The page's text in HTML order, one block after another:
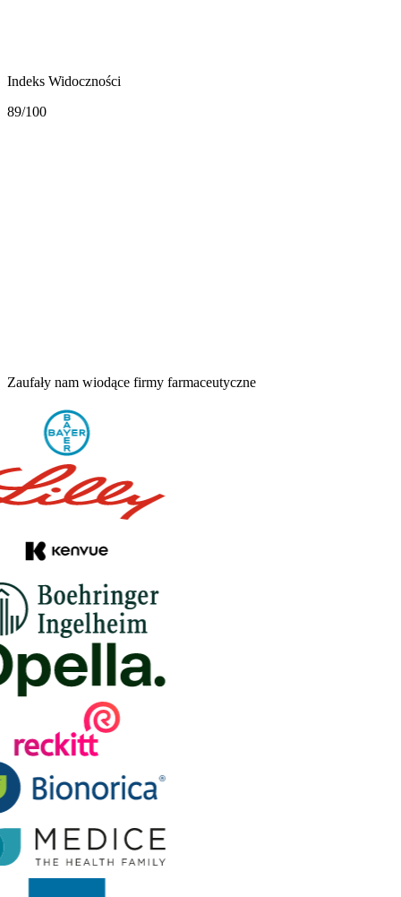
Indeks Widoczności
89/100
Zaufały nam wiodące firmy farmaceutyczne